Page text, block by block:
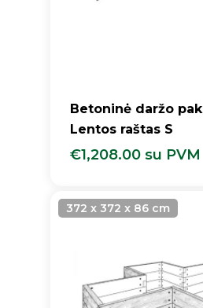
Betoninė daržo
Lentos raštas S
€1,208.00 su PVM
372 x 372 x 86 cm